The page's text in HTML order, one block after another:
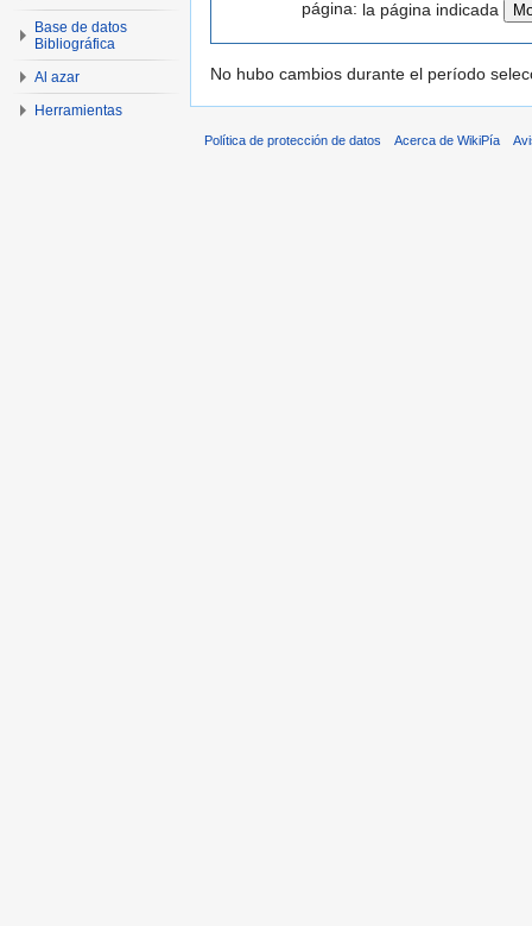
página: la página indicada
No hubo cambios durante el período
Base de datos
Bibliográfica
Al azar
Herramientas
Política de protección de datos Acerca de WikiPía